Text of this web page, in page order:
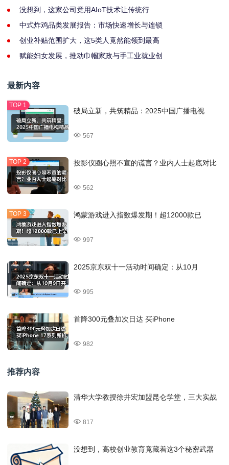
没想到，这家公司竟用AIoT技术让传统行
中式炸鸡品类发展报告：市场快速增长与连锁
创业补贴范围扩大，这5类人竟然能领到最高
赋能妇女发展，推动巾帼家政与手工业就业创
最新内容
破局立新，共筑精品：2025中国广播电视
567
投影仪圈心照不宣的谎言？业内人士起底对比
562
鸿蒙游戏进入指数爆发期！超12000款已
997
2025京东双十一活动时间确定：从10月
995
首降300元叠加次日达 买iPhone
982
推荐内容
清华大学教授徐井宏加盟昆仑学堂，三大实战
817
没想到，高校创业教育竟藏着这3个秘密武器